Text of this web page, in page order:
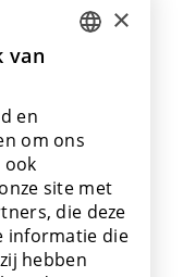
GERMAN
SPANISH
×
van
en
om ons
ook
site met
die deze
informatie die
hebben